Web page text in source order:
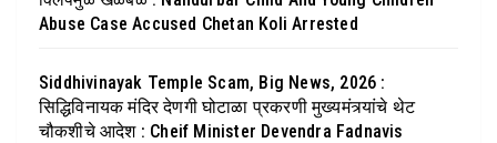
Abuse Case Accused Chetan Koli Arrested
Siddhivinayak Temple Scam, Big News, 2026 :
सिद्धिविनायक मंदिर देणगी घोटाळा प्रकरणी मुख्यमंत्र्यांचे थेट
चौकशीचे आदेश : Cheif Minister Devendra Fadnavis